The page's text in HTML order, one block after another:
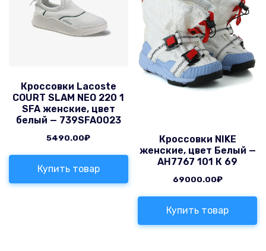
Кроссовки Lacoste
COURT SLAM NEO 220 1
SFA женские, цвет
белый — 739SFA0023
5490.00₽
Купить товар
Кроссовки NIKE
женские, цвет Белый —
AH7767 101 К 69
69000.00₽
Купить товар